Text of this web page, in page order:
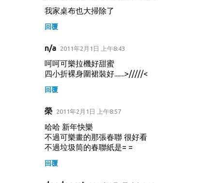
我家桌布也大掃除了
回覆
n/a 2011年2月1日 上午8:43
呵呵可樂拉機好甜蜜
四小折裸身圍裙裝好.......>/////<
回覆
榮 2011年2月1日 上午8:57
哈哈 新年快樂
不過可樂畫的那張春聯 很好看
不過垃圾筒的春聯紙是= =
回覆